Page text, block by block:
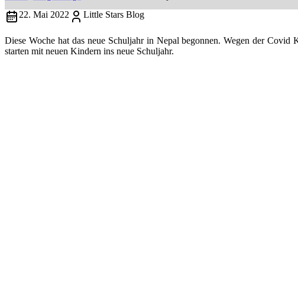
22. Mai 2022
Little Stars Blog
Diese Woche hat das neue Schuljahr in Nepal begonnen. Wegen der
starten mit neuen Kindern ins neue Schuljahr.